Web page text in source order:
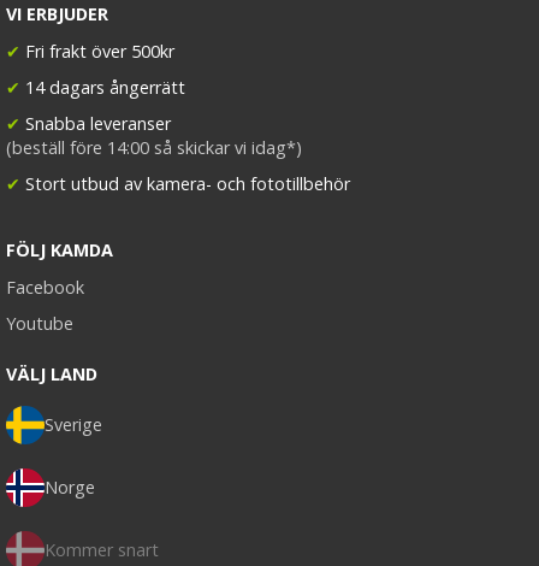
VI ERBJUDER
✔ Fri frakt över 500kr
✔ 14 dagars ångerrätt
✔ Snabba leveranser
(beställ före 14:00 så skickar vi idag*)
✔ Stort utbud av kamera- och fototillbehör
FÖLJ KAMDA
Facebook
Youtube
VÄLJ LAND
Sverige
Norge
Kommer snart